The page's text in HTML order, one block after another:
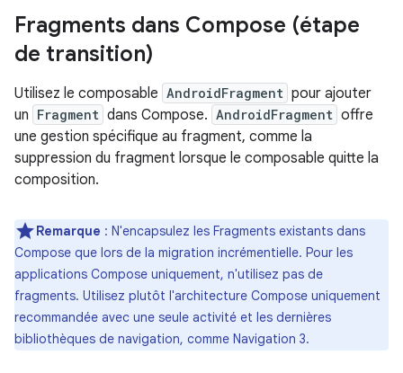
Fragments dans Compose (étape
de transition)
Utilisez le composable AndroidFragment pour ajouter
un Fragment dans Compose. AndroidFragment offre
une gestion spécifique au fragment, comme la
suppression du fragment lorsque le composable quitte la
composition.
Remarque : N'encapsulez les Fragments existants dans
Compose que lors de la migration incrémentielle. Pour les
applications Compose uniquement, n'utilisez pas de
fragments. Utilisez plutôt l'architecture Compose uniquement
recommandée avec une seule activité et les dernières
bibliothèques de navigation, comme Navigation 3.